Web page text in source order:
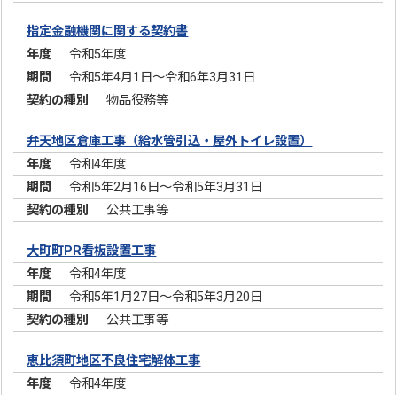
指定金融機関に関する契約書
令和5年度
令和5年4月1日～令和6年3月31日
物品役務等
弁天地区倉庫工事（給水管引込・屋外トイレ設置）
令和4年度
令和5年2月16日～令和5年3月31日
公共工事等
大町町PR看板設置工事
令和4年度
令和5年1月27日～令和5年3月20日
公共工事等
恵比須町地区不良住宅解体工事
令和4年度